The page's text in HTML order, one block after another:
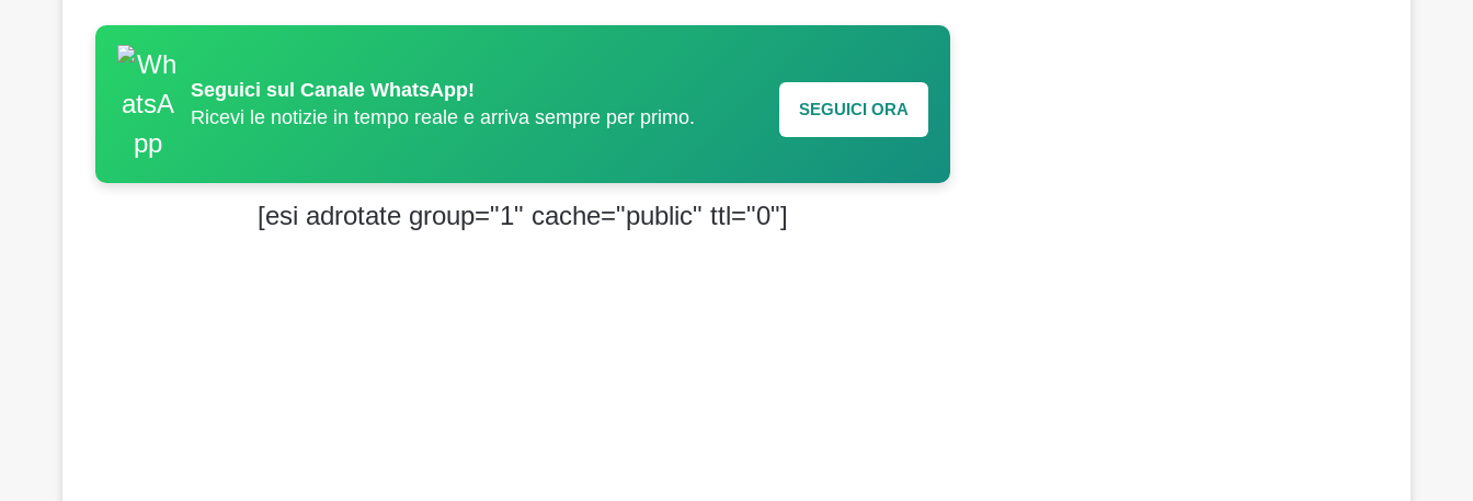
Seguici sul Canale WhatsApp!
Ricevi le notizie in tempo reale e arriva sempre per primo.
SEGUICI ORA
[esi adrotate group="1" cache="public" ttl="0"]